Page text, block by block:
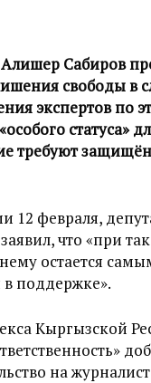
Сабиров
свободы в
экспертов по
статуса»
требуют
12 февраля,
что «при
остается
поддержке».
Кыргызской
на